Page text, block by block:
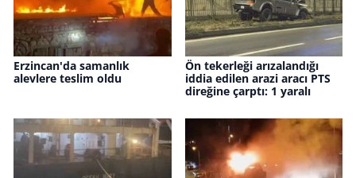
Erzincan'da samanlık
alevlere teslim oldu
Ön tekerleği arızalandığı
iddia edilen arazi aracı PTS
direğine çarptı: 1 yaralı